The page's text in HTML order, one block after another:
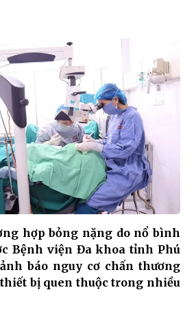
hợp bỏng nặng do nổ bình
Bệnh viện Đa khoa tỉnh Phú
báo nguy cơ chấn thương
bị quen thuộc trong nhiều